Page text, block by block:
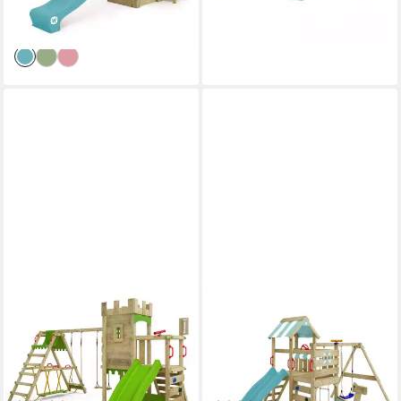
-3%
lieferbar - in 7-9 Werktagen bei dir
Spielturm Boldbaron –
Spielturm mit SurfSchaukel,
Rutsche & Kletterwand,
Abenteuerliche Ritterburg für
Spielturm SeaFlyer –
Maritimer Kinderkletterturm
in Schiffsoptik, Klettergerüst -
Perfekt für kleine Seefahrer